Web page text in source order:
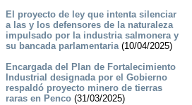
El proyecto de ley que intenta silenciar
a las y los defensores de la naturaleza
impulsado por la industria salmonera y
su bancada parlamentaria(10/04/2025)
Encargada del Plan de Fortalecimiento
Industrial designada por el Gobierno
respaldó proyecto minero de tierras
raras en Penco(31/03/2025)